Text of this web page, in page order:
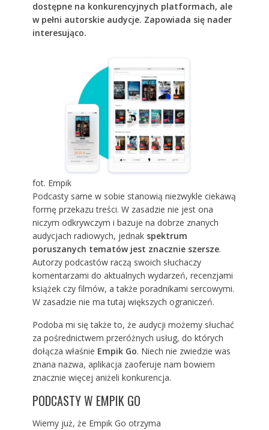
dostępne na konkurencyjnych platformach, ale
w pełni autorskie audycje. Zapowiada się nader
interesująco.
fot. Empik
Podcasty same w sobie stanowią niezwykle ciekawą
formę przekazu treści. W zasadzie nie jest ona
niczym odkrywczym i bazuje na dobrze znanych
audycjach radiowych, jednak spektrum
poruszanych tematów jest znacznie szersze.
Autorzy podcastów raczą swoich słuchaczy
komentarzami do aktualnych wydarzeń, recenzjami
książek czy filmów, a także poradnikami sercowymi.
W zasadzie nie ma tutaj większych ograniczeń.
Podoba mi się także to, że audycji możemy słuchać
za pośrednictwem przeróżnych usług, do których
dołącza właśnie Empik Go. Niech nie zwiedzie was
znana nazwa, aplikacja zaoferuje nam bowiem
znacznie więcej aniżeli konkurencja.
PODCASTY W EMPIK GO
Wiemy już, że Empik Go otrzyma